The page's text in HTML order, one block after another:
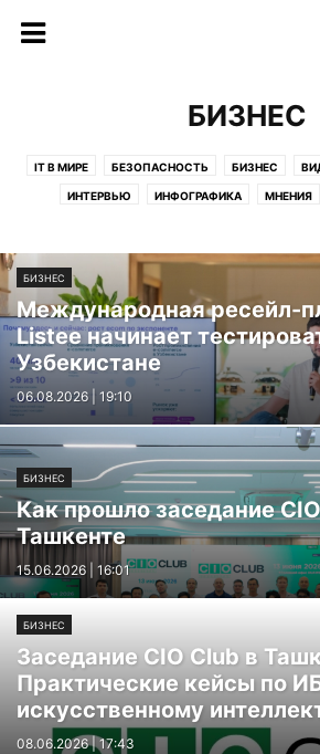
БИЗНЕС
IT В МИРЕ БЕЗОПАСНОСТЬ БИЗНЕС
ИНТЕРВЬЮ ИНФОГРАФИКА МНЕНИЯ
ТЕЛЕКОММУНИКАЦИИ ТЕХНОЛОГИИ
БИЗНЕС
Международная ресейл-
Listee начинает
Узбекистане
06.08.2026 | 19:10
БИЗНЕС
Как прошло заседание
Ташкенте
15.06.2026 | 16:01
БИЗНЕС
Заседание CIO Club в
Практические кейсы по
искусственному
08.06.2026 | 17:43